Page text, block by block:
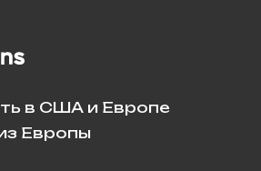
в США и Европе
Европы